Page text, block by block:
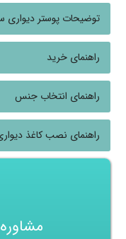
توضیحات پوستر دیواری
سایبری
راهنمای خرید
راهنمای انتخاب جنس
راهنمای نصب کاغذ